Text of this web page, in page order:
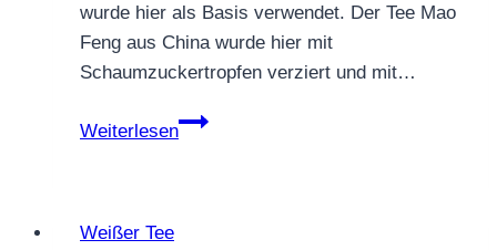
wurde hier als Basis verwendet. Der Tee Mao
Feng aus China wurde hier mit
Schaumzuckertropfen verziert und mit…
Weiterlesen
Weißer
Weißer Tee